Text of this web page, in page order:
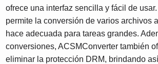
ofrece una interfaz sencilla y fácil de
permite la conversión de varios archivos
hace adecuada para tareas grandes.
conversiones, ACSMConverter también
eliminar la protección DRM, brindando